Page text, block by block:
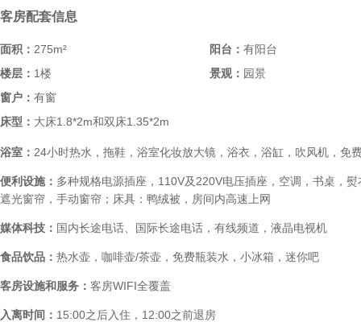
客房配套信息
面积： 275m² 阳台： 有阳台
楼层： 1楼 景观： 园景
窗户： 有窗
床型： 大床1.8*2m和双床1.35*2m
浴室： 24小时热水，拖鞋，浴室化妆放大镜，浴衣，浴缸，吹风机，免
便利设施： 多种规格电源插座，110V及220V电压插座，空调，书桌，
遮光窗帘，手动窗帘；床具：鸭绒被，房间内高速上网
媒体科技： 国内长途电话、国际长途电话，有线频道，液晶电视机
食品饮品： 热水壶，咖啡壶/茶壶，免费瓶装水，小冰箱，迷你吧
客房设施和服务： 客房WIFI全覆盖
入离时间： 15:00之后入住，12:00之前退房